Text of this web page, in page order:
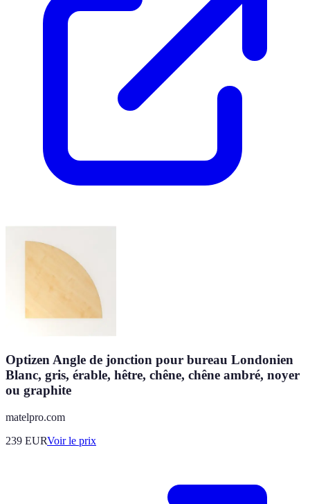
Optizen Angle de jonction pour bureau Londonien
Blanc, gris, érable, hêtre, chêne, chêne ambré, noyer
ou graphite
matelpro.com
239 EURVoir le prix